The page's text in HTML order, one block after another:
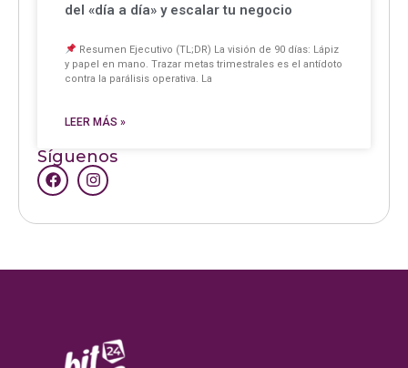
del «día a día» y escalar tu negocio
Resumen Ejecutivo (TL;DR) La visión de 90 días: Lápiz
y papel en mano. Trazar metas trimestrales es el antídoto
contra la parálisis operativa. La
LEER MÁS »
Síguenos